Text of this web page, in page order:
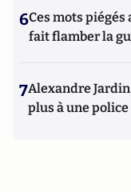
6Ces mots piégés
fait flamber la
7Alexandre
plus à une